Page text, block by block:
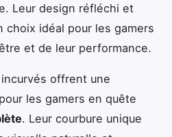
Leur design réfléchi et
choix idéal pour les gamers
et de leur performance.
offrent une
les gamers en quête
. Leur courbure unique